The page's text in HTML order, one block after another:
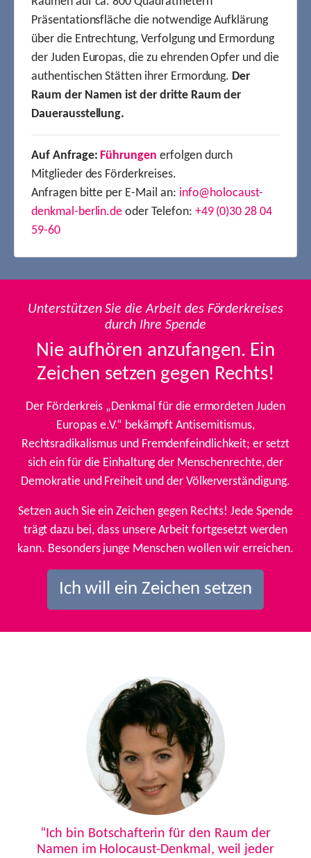
Präsentationsfläche die notwendige Aufklärung
über die Entrechtung, Verfolgung und Ermordung
der Juden Europas, die zu ehrenden Opfer und die
authentischen Stätten ihrer Ermordung. Der
Raum der Namen ist der dritte Raum der
Dauerausstellung.
Auf Anfrage: Führungen erfolgen durch
Mitglieder des Förderkreises.
Anfragen bitte per E-Mail an: info@holocaust-
denkmal-berlin.de oder Telefon: +49 (0)30 28 04
59-60
Unterstützen Sie die Arbeit des Förderkreises
durch Ihre Spende
Nie aufhören anzufangen. Ein
Zeichen setzen gegen Rechts!
Der Förderkreis „Denkmal für die ermordeten Juden
Europas e.V.“ bekämpft Antisemitismus,
Rechtsradikalismus und Fremdenfeindlichkeit; er setzt
sich ein für die Einhaltung der Menschenrechte, der
Demokratie und Freiheit und der Völkerverständigung.
Setzen auch Sie ein Zeichen gegen Rechts! Jede Spende
trägt dazu bei, dass unsere Arbeit fortgesetzt werden
kann. Besonders junge Menschen wollen wir erreichen.
Ich will ein Zeichen setzen
“Ich bin Botschafterin für den Raum der
Namen im Holocaust-Denkmal, weil jeder